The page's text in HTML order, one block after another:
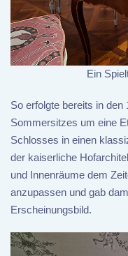
Ein
So erfolgte bereits in
Sommersitzes um eine
Schlosses in einen
der kaiserliche
und Innenräume dem
anzupassen und gab
Erscheinungsbild.